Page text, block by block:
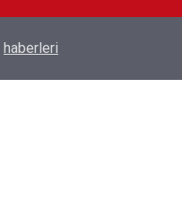
haberleri